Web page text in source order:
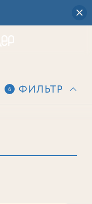
6 ФИЛЬТР
лота